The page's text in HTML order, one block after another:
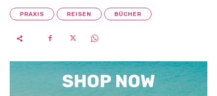
PRAXIS REISEN BÜCHER